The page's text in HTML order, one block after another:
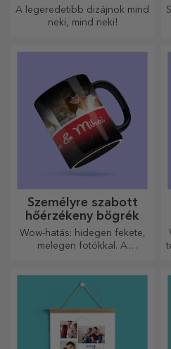
A legeredetibb dizájnok mind
neki, mind neki!
Személyre szabott
hőérzékeny bögrék
Wow-hatás: hidegen fekete,
melegen fotókkal. A